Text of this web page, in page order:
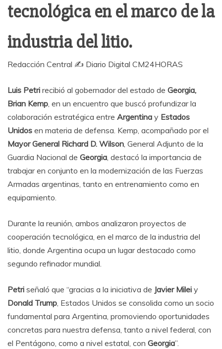
tecnológica en el marco de la
industria del litio.
Redacción Central ✍️ Diario Digital CM24HORAS
Luis Petri recibió al gobernador del estado de Georgia,
Brian Kemp, en un encuentro que buscó profundizar la
colaboración estratégica entre Argentina y Estados
Unidos en materia de defensa. Kemp, acompañado por el
Mayor General Richard D. Wilson, General Adjunto de la
Guardia Nacional de Georgia, destacó la importancia de
trabajar en conjunto en la modernización de las Fuerzas
Armadas argentinas, tanto en entrenamiento como en
equipamiento.
Durante la reunión, ambos analizaron proyectos de
cooperación tecnológica, en el marco de la industria del
litio, donde Argentina ocupa un lugar destacado como
segundo refinador mundial.
Petri señaló que “gracias a la iniciativa de Javier Milei y
Donald Trump, Estados Unidos se consolida como un socio
fundamental para Argentina, promoviendo oportunidades
concretas para nuestra defensa, tanto a nivel federal, con
el Pentágono, como a nivel estatal, con Georgia”.